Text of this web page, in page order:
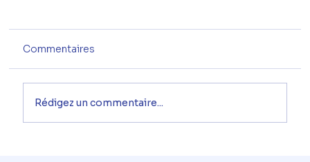
Commentaires
Rédigez un commentaire...